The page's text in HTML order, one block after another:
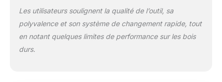
Les utilisateurs soulignent la qualité de l’outil, sa
polyvalence et son système de changement rapide, tout
en notant quelques limites de performance sur les bois
durs.